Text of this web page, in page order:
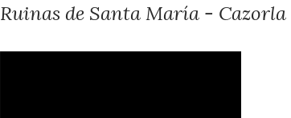
Ruinas de Santa María - Cazorla